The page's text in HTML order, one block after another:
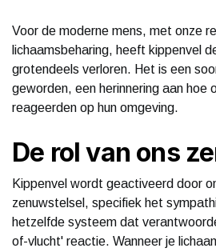
Voor de moderne mens, met onze
lichaamsbeharing, heeft kippenvel
grotendeels verloren. Het is een
geworden, een herinnering aan hoe
reageerden op hun omgeving.
De rol van ons
Kippenvel wordt geactiveerd door
zenuwstelsel, specifiek het
hetzelfde systeem dat
of-vlucht' reactie. Wanneer je